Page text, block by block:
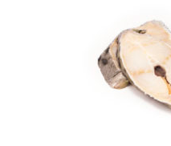
Peixe-Lobo